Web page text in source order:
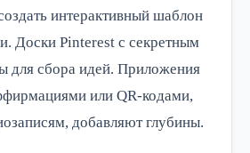
интерактивный шаблон
Доски Pinterest с секретным
для сбора идей. Приложения
или QR-кодами,
добавляют глубины.